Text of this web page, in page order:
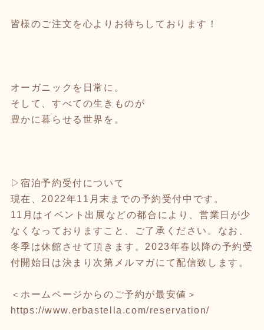
皆様のご注文を心よりお待ちしております！
オーガニックを日常に。
そして、すべての生きものが
豊かに暮らせる世界を。
▷宿泊予約受付について
現在、2022年11月末までの予約受付中です。
11月はイベント出展などの都合により、営業日が少
なくなっておりますこと、ご了承ください。なお、
冬季は休館させて頂きます。2023年春以降の予約受
付開始日は決まり次第メルマガにて配信致します。
＜ホームページからのご予約が最安値＞
https://www.erbastella.com/reservation/